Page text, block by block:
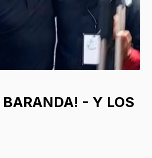
BARANDA! - Y LOS